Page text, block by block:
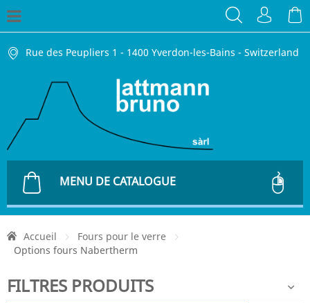
Rue des Peupliers 1 - 1400 Yverdon-les-Bains - Switzerland
MENU DE CATALOGUE
Accueil
Fours pour le verre
Options fours Nabertherm
FILTRES PRODUITS